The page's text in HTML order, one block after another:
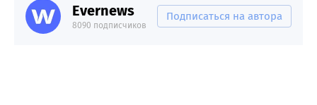
Evernews
8090 подписчиков
Подписаться на автора